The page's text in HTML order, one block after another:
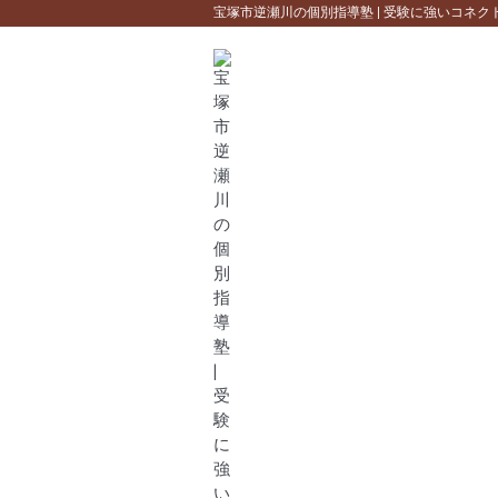
宝塚市逆瀬川の個別指導塾 | 受験に強いコネク